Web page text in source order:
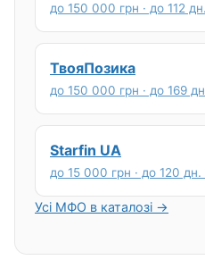
до 150 000 грн · до 112
ТвояПозика
до 150 000 грн · до 169
Starfin UA
до 15 000 грн · до 120
Усі МФО в каталозі →